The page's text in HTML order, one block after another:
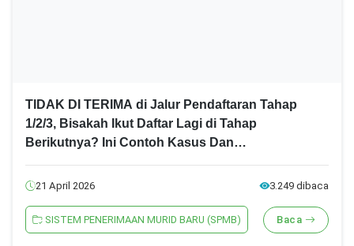
TIDAK DI TERIMA di Jalur Pendaftaran Tahap
1/2/3, Bisakah Ikut Daftar Lagi di Tahap
Berikutnya? Ini Contoh Kasus Dan
SMA/SMK
21 April 2026 3.249 dibaca
SISTEM PENERIMAAN MURID BARU (SPMB) Baca